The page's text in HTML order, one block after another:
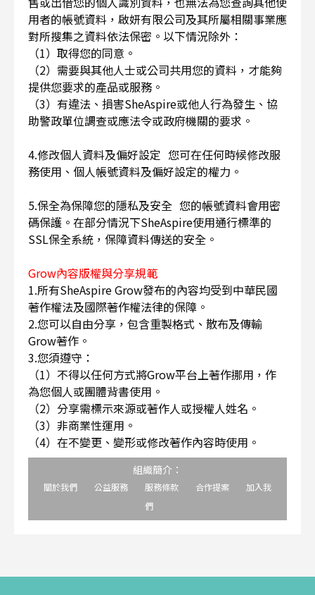
用者的帳號資料，啟妍有限公司及其所屬相關事業應
對所搜集之資料依法保密。以下情況除外：
（1）取得您的同意。
（2）需要與其他人士或公司共用您的資料，才能夠
提供您要求的產品或服務。
（3）有違法、損害SheAspire或他人行為發生、協
助警政單位調查或應法令或政府機關的要求。
4.修改個人資料及偏好設定 您可在任何時候修改服
務使用、個人帳號資料及偏好設定的權力。
5.保全為保障您的隱私及安全 您的帳號資料會用密
碼保護。在部分情況下SheAspire使用通行標準的
SSL保全系統，保障資料傳送的安全。
Grow內容版權與分享規範
1.所有SheAspire Grow發布的內容均受到中華民國
著作權法及國際著作權法律的保障。
2.您可以自由分享，包含重製格式、散布及傳輸
Grow著作。
3.您須遵守：
（1）不得以任何方式將Grow平台上著作挪用，作
為您個人或團體背書使用。
（2）分享需標示來源或著作人或授權人姓名。
（3）非商業性運用。
（4）在不變更、變形或修改著作內容時使用。
組織簡介：
關於我們 公益服務 服務條款 合作提案
加入我
們